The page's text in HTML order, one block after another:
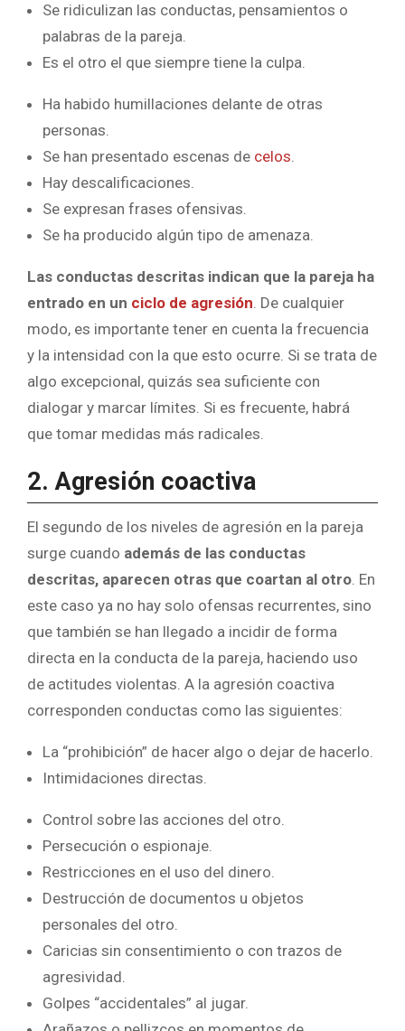
Se ridiculizan las conductas, pensamientos o
palabras de la pareja.
Es el otro el que siempre tiene la culpa.
Ha habido humillaciones delante de otras
personas.
Se han presentado escenas de celos.
Hay descalificaciones.
Se expresan frases ofensivas.
Se ha producido algún tipo de amenaza.
Las conductas descritas indican que la pareja ha
entrado en un ciclo de agresión. De cualquier
modo, es importante tener en cuenta la frecuencia
y la intensidad con la que esto ocurre. Si se trata de
algo excepcional, quizás sea suficiente con
dialogar y marcar límites. Si es frecuente, habrá
que tomar medidas más radicales.
2. Agresión coactiva
El segundo de los niveles de agresión en la pareja
surge cuando además de las conductas
descritas, aparecen otras que coartan al otro . En
este caso ya no hay solo ofensas recurrentes, sino
que también se han llegado a incidir de forma
directa en la conducta de la pareja, haciendo uso
de actitudes violentas. A la agresión coactiva
corresponden conductas como las siguientes:
La “prohibición” de hacer algo o dejar de hacerlo.
Intimidaciones directas.
Control sobre las acciones del otro.
Persecución o espionaje.
Restricciones en el uso del dinero.
Destrucción de documentos u objetos
personales del otro.
Caricias sin consentimiento o con trazos de
agresividad.
Golpes “accidentales” al jugar.